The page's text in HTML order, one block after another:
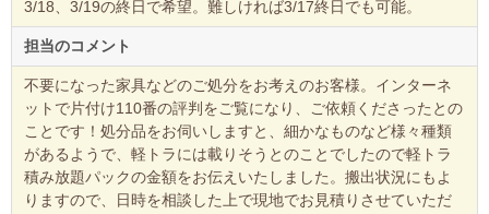
3/18、3/19の終日で希望。難しければ3/17終日でも可能。
担当のコメント
不要になった家具などのご処分をお考えのお客様。インターネ
ットで片付け110番の評判をご覧になり、ご依頼くださったとの
ことです！処分品をお伺いしますと、細かなものなど様々種類
があるようで、軽トラには載りそうとのことでしたので軽トラ
積み放題パックの金額をお伝えいたしました。搬出状況にもよ
りますので、日時を相談した上で現地でお見積りさせていただ